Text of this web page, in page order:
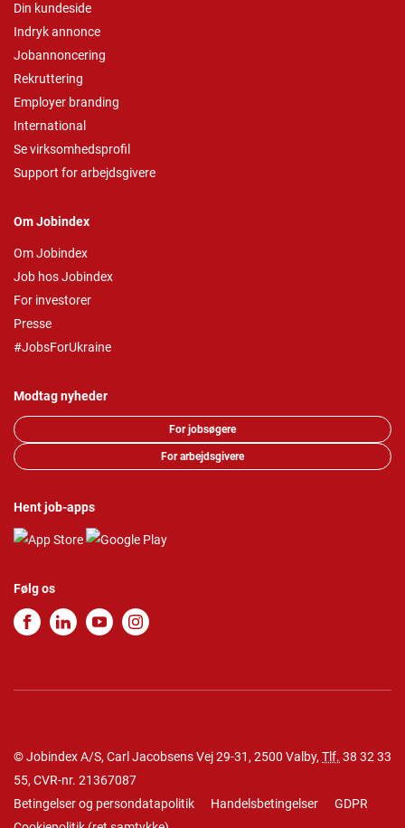
Din kundeside
Indryk annonce
Jobannoncering
Rekruttering
Employer branding
International
Se virksomhedsprofil
Support for arbejdsgivere
Om Jobindex
Om Jobindex
Job hos Jobindex
For investorer
Presse
#JobsForUkraine
Modtag nyheder
For jobsøgere
For arbejdsgivere
Hent job-apps
Følg os
© Jobindex A/S, Carl Jacobsens Vej 29-31, 2500 Valby, Tlf. 38 32 33
55, CVR-nr. 21367087
Betingelser og persondatapolitik
Handelsbetingelser
GDPR